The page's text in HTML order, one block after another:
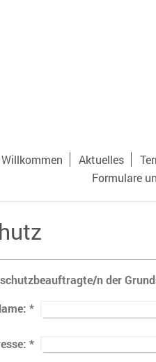
Willkommen Aktuelles
Formulare
n der
*
*